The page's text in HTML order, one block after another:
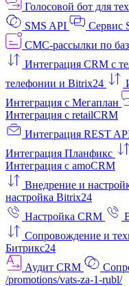
Голосовой бот для
SMS API
Сервис
СМС-рассылки по
Интеграция CRM с
телефонии и Bitrix24
Интеграция с Мегаплан
Интеграция с retailCRM
Интеграция REST
Интеграция Планфикс
Интеграция с amoCRM
Внедрение и
настройка Bitrix24
Настройка CRM
Сопровождение и
Битрикс24
Аудит CRM
/promotions/vats-za-1-rubl/